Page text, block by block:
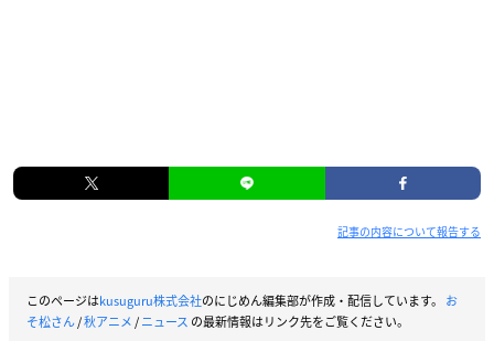
記事の内容について報告する
このページはkusuguru株式会社のにじめん編集部が作成・配信しています。 お
そ松さん/秋アニメ/ニュース の最新情報はリンク先をご覧ください。